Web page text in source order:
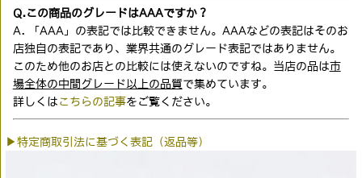
Q.この商品のグレードはAAAですか？
A. 「AAA」の表記では比較できません。AAAなどの表記はそのお
店独自の表記であり、業界共通のグレード表記ではありません。
このため他のお店との比較には使えないのですね。当店の品は市
場全体の中間グレード以上の品質で集めています。
詳しくは こちらの記事をご覧ください。
▶特定商取引法に基づく表記（返品等）